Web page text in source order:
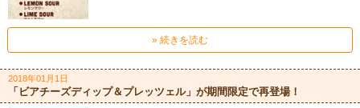
» 続きを読む
2018年01月1日
「ビアチーズディップ＆プレッツェル」が期間限定で再登場！